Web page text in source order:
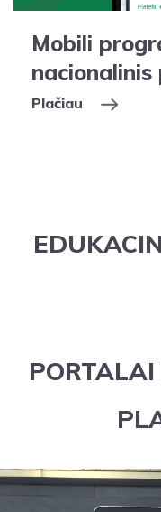
Mobili
nacionalinis
Plačiau